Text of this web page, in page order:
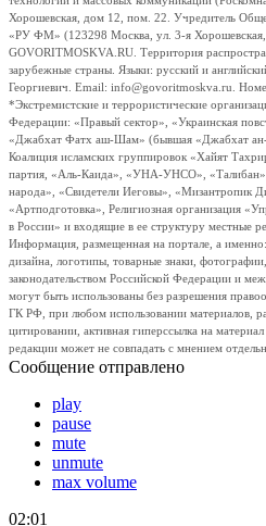
Хорошевская, дом 12, пом. 22. Учредитель
«РУ ФМ» (123298 Москва, ул. 3-я
GOVORITMOSKVA.RU. Территория
зарубежные страны. Языки: русский и
Георгиевич. Email: info@govoritmoskva.ru.
*Экстремистские и террористические
Федерации: «Правый сектор», «Украинская
«Джабхат Фатх аш-Шам» (бывшая «Джабхат
Коалиция исламских группировок «Хайят
партия, «Аль-Каида», «УНА-УНСО»,
народа», «Свидетели Иеговы», «Мизантропик
«Артподготовка», Религиозная организация
в России» и входящие в ее структуру местные
Информация, размещенная на портале, а
дизайна, логотипы, товарные знаки,
законодательством Российской Федерации и
могут быть использованы без разрешения
ГК РФ, при любом использовании материалов,
цитировании, активная гиперссылка на
редакции может не совпадать с мнением
Сообщение отправлено
play
pause
mute
unmute
max volume
02:01